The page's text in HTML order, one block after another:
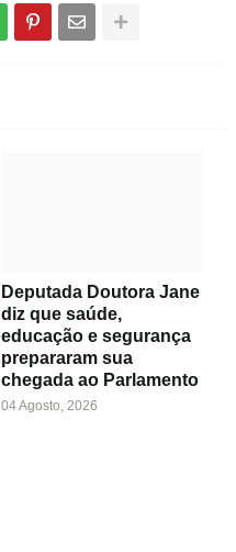
Deputada Doutora Jane
diz que saúde,
educação e segurança
prepararam sua
chegada ao Parlamento
04 Agosto, 2026